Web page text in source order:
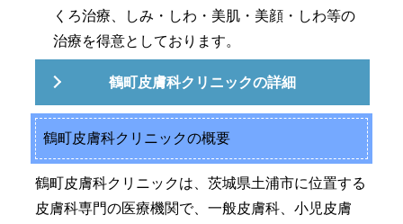
くろ治療、しみ・しわ・美肌・美顔・しわ等の
治療を得意としております。
鶴町皮膚科クリニックの詳細
鶴町皮膚科クリニックの概要
鶴町皮膚科クリニックは、茨城県土浦市に位置する
皮膚科専門の医療機関で、一般皮膚科、小児皮膚